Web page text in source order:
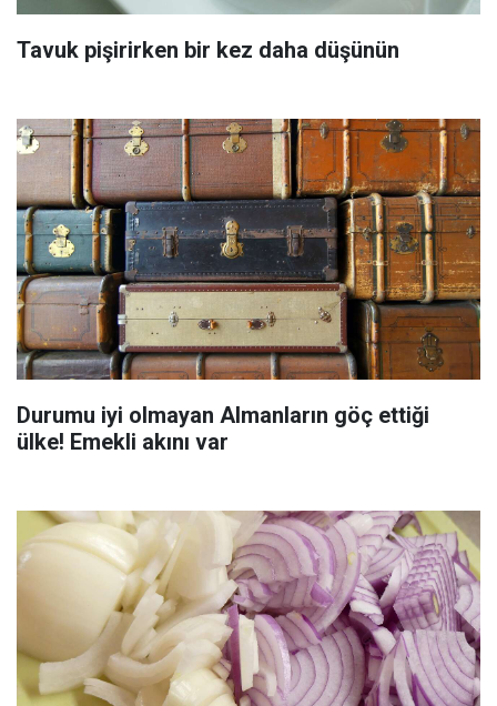
Tavuk pişirirken bir kez daha düşünün
Durumu iyi olmayan Almanların göç ettiği
ülke! Emekli akını var